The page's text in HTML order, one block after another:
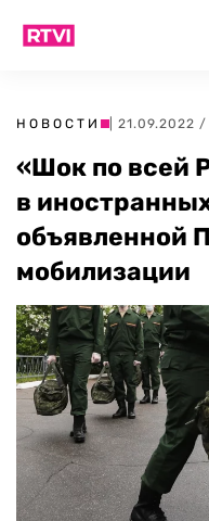
НОВОСТИ | 21.09.2022
«Шок по всей
в
объявленной
мобилизации